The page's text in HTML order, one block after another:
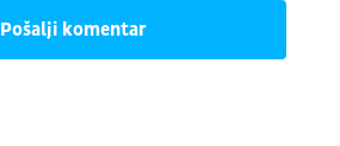
Pošalji komentar